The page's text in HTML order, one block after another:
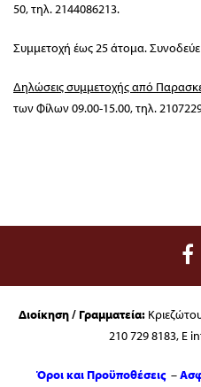
50, τηλ. 2144086213.
Συμμετοχή έως 25 άτομα.
Δηλώσεις συμμετοχής από
των Φίλων 09.00-15.00, τηλ.
Διοίκηση / Γραμματεία:
210 729 8183, E
Όροι και Προϋποθέσεις –